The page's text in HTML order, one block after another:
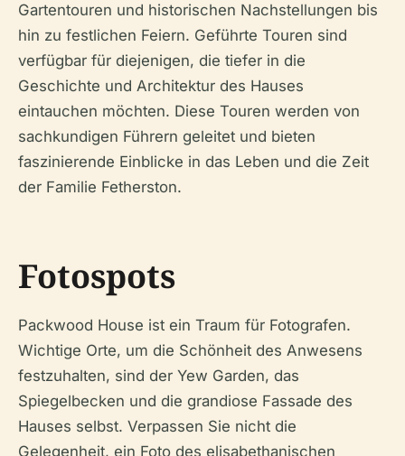
Gartentouren und historischen Nachstellungen bis
hin zu festlichen Feiern. Geführte Touren sind
verfügbar für diejenigen, die tiefer in die
Geschichte und Architektur des Hauses
eintauchen möchten. Diese Touren werden von
sachkundigen Führern geleitet und bieten
faszinierende Einblicke in das Leben und die Zeit
der Familie Fetherston.
Fotospots
Packwood House ist ein Traum für Fotografen.
Wichtige Orte, um die Schönheit des Anwesens
festzuhalten, sind der Yew Garden, das
Spiegelbecken und die grandiose Fassade des
Hauses selbst. Verpassen Sie nicht die
Gelegenheit, ein Foto des elisabethanischen